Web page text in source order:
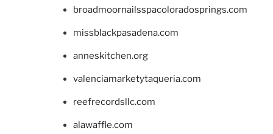
broadmoornailsspacoloradosprings.com
missblackpasadena.com
anneskitchen.org
valenciamarketytaqueria.com
reefrecordsllc.com
alawaffle.com